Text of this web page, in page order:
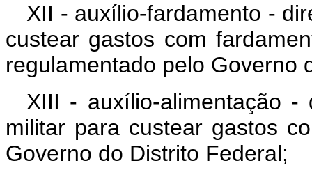
XII - auxílio-fardamento -
custear gastos com
regulamentado pelo Governo
XIII - auxílio-alimentação -
militar para custear gastos
Governo do Distrito Federal;